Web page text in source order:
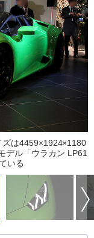
は4459×1924×1180
デル「ウラカン LP61
いる